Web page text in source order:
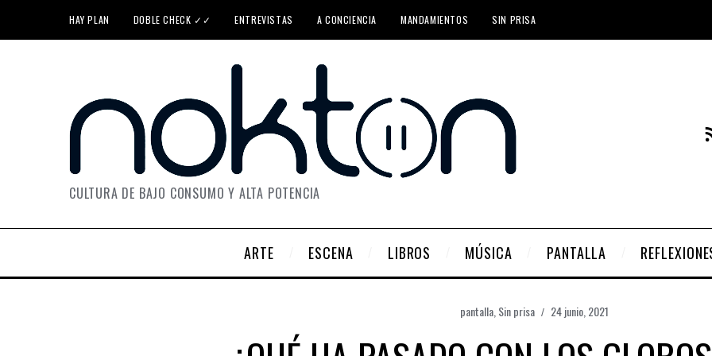
HAY PLAN DOBLE CHECK ✓✓ ENTREVISTAS A CONCIENCIA MANDAMIENTOS SIN PRISA
CULTURA DE BAJO CONSUMO Y ALTA POTENCIA
ARTE ESCENA LIBROS MÚSICA PANTALLA
pantalla, Sin prisa 24 junio, 2021